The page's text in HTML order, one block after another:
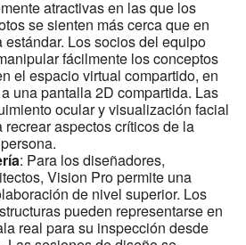
atractivas en las que los
se sienten más cerca que en
Los socios del equipo
fácilmente los conceptos
el espacio virtual compartido, en
una pantalla 2D compartida. Las
ocular y visualización facial
aspectos críticos de la
: Para los diseñadores,
Vision Pro permite una
de nivel superior. Los
pueden representarse en
real para su inspección desde